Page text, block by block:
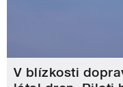
V blízkosti